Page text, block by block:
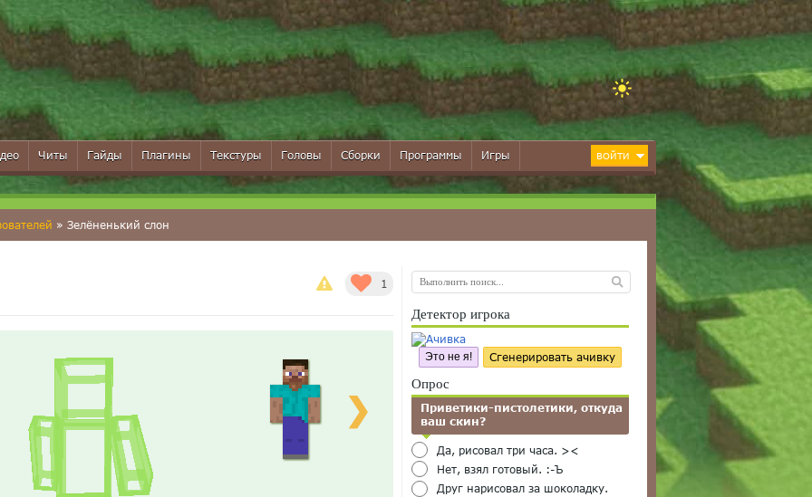
Читы Гайды Плагины Текстуры Головы Сборки Программы Игры ВОЙТИ
» Зелёненький слон
1
❯
Детектор игрока
Это не я! Сгенерировать ачивку
Опрос
Приветики-пистолетики, откуда
ваш скин?
Да, рисовал три часа. ><
Нет, взял готовый. :-Ъ
Друг нарисовал за шоколадку.